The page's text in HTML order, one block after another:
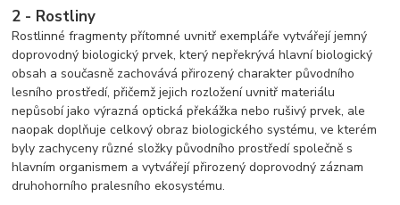
2 - Rostliny
Rostlinné fragmenty přítomné uvnitř exempláře vytvářejí jemný
doprovodný biologický prvek, který nepřekrývá hlavní biologický
obsah a současně zachovává přirozený charakter původního
lesního prostředí, přičemž jejich rozložení uvnitř materiálu
nepůsobí jako výrazná optická překážka nebo rušivý prvek, ale
naopak doplňuje celkový obraz biologického systému, ve kterém
byly zachyceny různé složky původního prostředí společně s
hlavním organismem a vytvářejí přirozený doprovodný záznam
druhohorního pralesního ekosystému.